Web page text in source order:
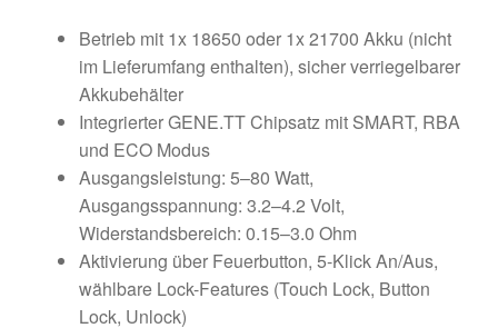
Betrieb mit 1x 18650 oder 1x 21700 Akku (nicht
im Lieferumfang enthalten), sicher verriegelbarer
Akkubehälter
Integrierter GENE.TT Chipsatz mit SMART, RBA
und ECO Modus
Ausgangsleistung: 5–80 Watt,
Ausgangsspannung: 3.2–4.2 Volt,
Widerstandsbereich: 0.15–3.0 Ohm
Aktivierung über Feuerbutton, 5-Klick An/Aus,
wählbare Lock-Features (Touch Lock, Button
Lock, Unlock)